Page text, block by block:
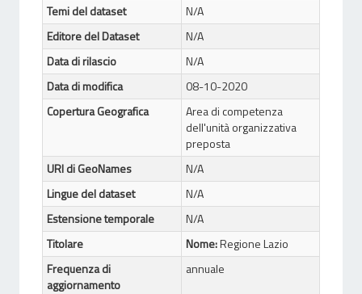
Temi del dataset
N/A
Editore del Dataset
N/A
Data di rilascio
N/A
Data di modifica
08-10-2020
Copertura Geografica
Area di competenza
dell'unità organizzativa
preposta
URI di GeoNames
N/A
Lingue del dataset
N/A
Estensione temporale
N/A
Titolare
Nome:Regione Lazio
Frequenza di
aggiornamento
annuale